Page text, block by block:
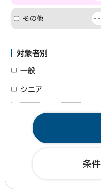
その他
対象者別
一般
シニア
条